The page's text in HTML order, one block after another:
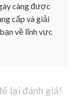
càng được
cấp và giải
về lĩnh vực
lại đánh giá!